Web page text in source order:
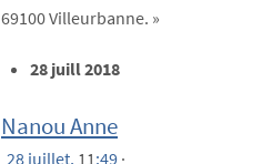
69100 Villeurbanne. »
28 juill 2018
Nanou Anne
28 juillet, 11:49 ·